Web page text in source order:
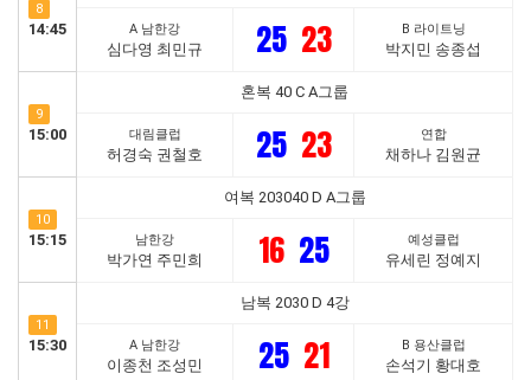
8
14:45 A 남한강
심다영 최민규 25 23 B 라이트닝
박지민 송종섭
9
15:00
혼복 40 C A그룹
대림클럽
허경숙 권철호 25 23 연합
채하나 김원균
10
15:15
여복 203040 D A그룹
남한강
박가연 주민희 16 25 예성클럽
유세린 정예지
11
15:30
남복 2030 D 4강
A 남한강
이종천 조성민 25 21 B 용산클럽
손석기 황대호